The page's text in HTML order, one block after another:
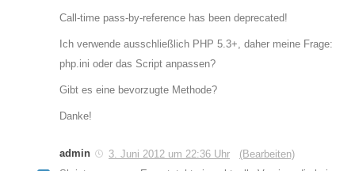
Call-time pass-by-reference has been deprecated!
Ich verwende ausschließlich PHP 5.3+, daher meine Frage:
php.ini oder das Script anpassen?
Gibt es eine bevorzugte Methode?
Danke!
admin 3. Juni 2012 um 22:36 Uhr
(Bearbeiten)